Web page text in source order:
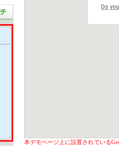
Do
本デモページ上に設置されている